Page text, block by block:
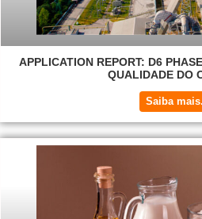
APPLICATION REPORT: D6
QUALIDADE DO
Saiba